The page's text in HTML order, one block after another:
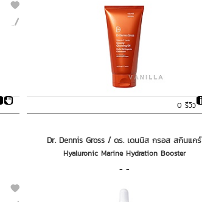
0 รีวิว
Dr. Dennis Gross / ดร. เดนนิส กรอส สกินแคร์
Hyaluronic Marine Hydration Booster
- -